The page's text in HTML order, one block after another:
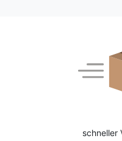
schneller